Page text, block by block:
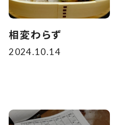
相変わらず
2024.10.14